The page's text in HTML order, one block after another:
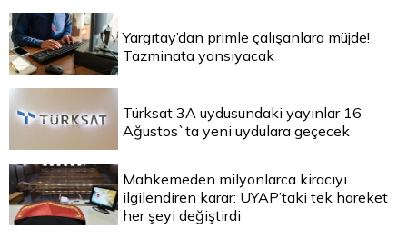
Yargıtay’dan primle çalışanlara müjde!
Tazminata yansıyacak
Türksat 3A uydusundaki yayınlar 16
Ağustos`ta yeni uydulara geçecek
Mahkemeden milyonlarca kiracıyı
ilgilendiren karar: UYAP’taki tek hareket
her şeyi değiştirdi